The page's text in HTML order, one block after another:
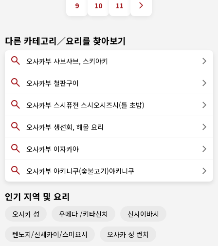
9 10 11
다른 카테고리／요리를 찾아보기
오사카부 샤브샤브, 스키야키
오사카부 철판구이
오사카부 스시퓨전 스시오시즈시(틀 초밥)
오사카부 생선회, 해물 요리
오사카부 이자카야
오사카부 야키니쿠(숯불고기)야키니쿠
인기 지역 및 요리
오사카 성 우메다 /키타신치 신사이바시
텐노지/신세카이/스미요시 오사카 성 런치